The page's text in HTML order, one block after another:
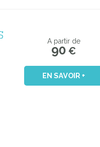
A partir de
90 €
EN SAVOIR +